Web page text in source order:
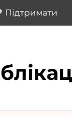
Підтримати